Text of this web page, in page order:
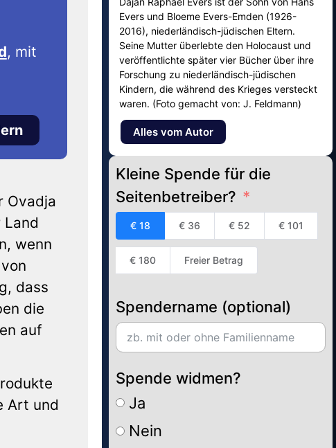
, mit
Ovadja
wenn
dass
die
auf
Art und
Evers und Bloeme Evers-Emden (1926-
2016), niederländisch-jüdischen Eltern.
Seine Mutter überlebte den Holocaust und
veröffentlichte später vier Bücher über ihre
Forschung zu niederländisch-jüdischen
Kindern, die während des Krieges versteckt
waren. (Foto gemacht von: J. Feldmann)
Alles vom Autor
Kleine Spende für die
Seitenbetreiber?
€ 18 € 36 € 52 € 101
€ 180 Freier Betrag
Spendername (optional)
Spende widmen?
Ja
Nein